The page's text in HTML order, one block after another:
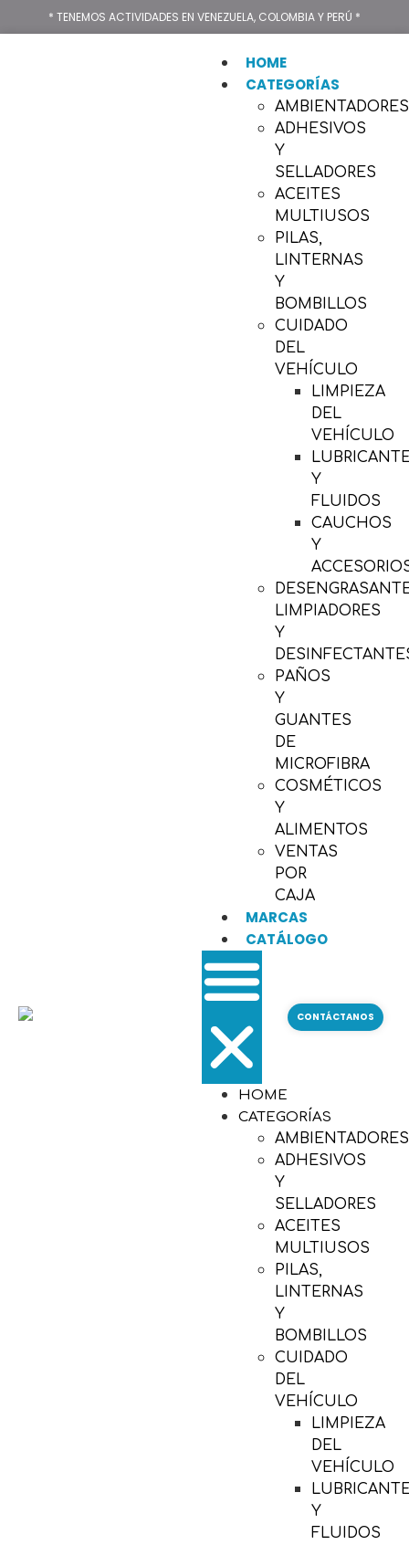
* TENEMOS ACTIVIDADES EN VENEZUELA, COLOMBIA Y PERÚ *
HOME
CATEGORÍAS
AMBIENTADORES
ADHESIVOS
Y
SELLADORES
ACEITES
MULTIUSOS
PILAS,
LINTERNAS
Y
BOMBILLOS
CUIDADO
DEL
VEHÍCULO
LIMPIEZA
DEL
VEHÍCULO
Y
FLUIDOS
CAUCHOS
Y
LIMPIADORES
Y
PAÑOS
Y
GUANTES
DE
MICROFIBRA
COSMÉTICOS
Y
ALIMENTOS
VENTAS
POR
CAJA
MARCAS
CATÁLOGO
HOME
CATEGORÍAS
AMBIENTADORES
ADHESIVOS
Y
SELLADORES
ACEITES
MULTIUSOS
PILAS,
LINTERNAS
Y
BOMBILLOS
CUIDADO
DEL
VEHÍCULO
LIMPIEZA
DEL
VEHÍCULO
Y
FLUIDOS
CONTÁCTANOS